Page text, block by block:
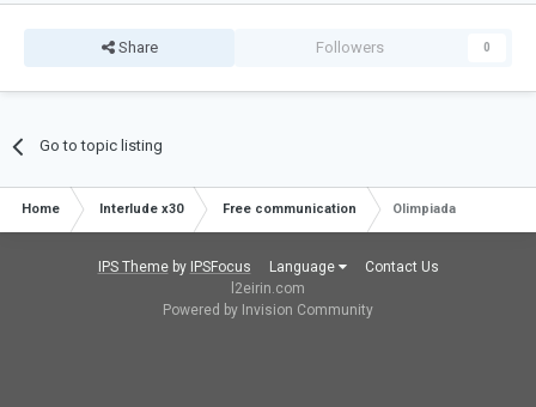
Share Followers 0
Go to topic listing
Home Interlude x30 Free communication Olimpiada
IPS Themeby IPSFocus Language
Contact Us
l2eirin.com
Powered by Invision Community